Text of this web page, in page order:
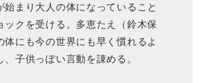
始まり大人の体になっていること
ックを受ける。多恵たえ（鈴木保
体にも今の世界にも早く慣れるよ
、子供っぽい言動を諌める。